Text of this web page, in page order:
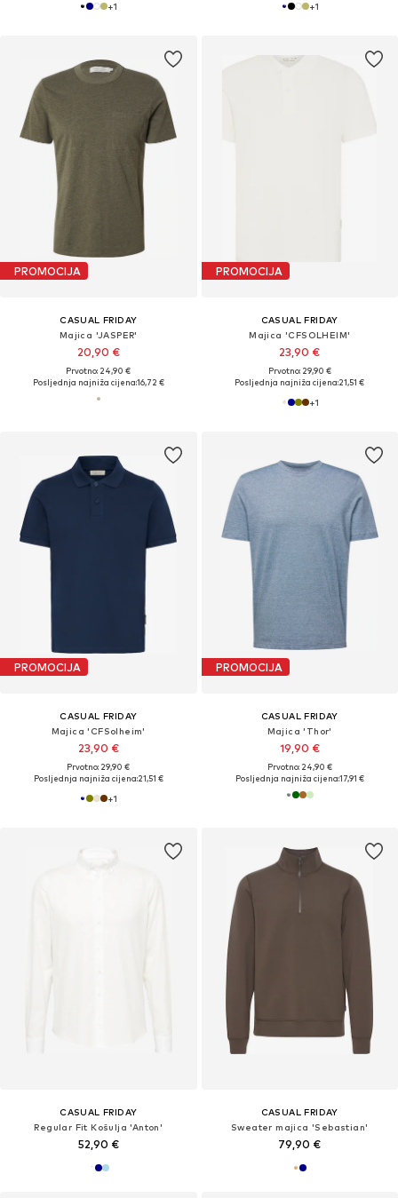
+1 +1
PROMOCIJA
CASUAL FRIDAY
Majica 'JASPER'
20,90 €
Prvotno: 24,90 €
Posljednja najniža cijena:16,72 €
PROMOCIJA
CASUAL FRIDAY
Majica 'CFSOLHEIM'
23,90 €
Prvotno: 29,90 €
Posljednja najniža cijena:21,51 €
+1
PROMOCIJA
CASUAL FRIDAY
Majica 'CFSolheim'
23,90 €
Prvotno: 29,90 €
Posljednja najniža cijena:21,51 €
+1
PROMOCIJA
CASUAL FRIDAY
Majica 'Thor'
19,90 €
Prvotno: 24,90 €
Posljednja najniža cijena:17,91 €
CASUAL FRIDAY
Regular Fit Košulja 'Anton'
52,90 €
CASUAL FRIDAY
Sweater majica 'Sebastian'
79,90 €